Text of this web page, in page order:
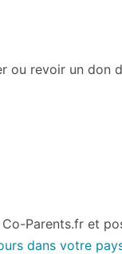
ou revoir un
Parents.fr et
dans votre